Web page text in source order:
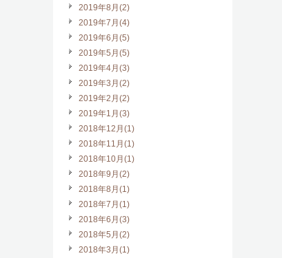
2019年8月(2)
2019年7月(4)
2019年6月(5)
2019年5月(5)
2019年4月(3)
2019年3月(2)
2019年2月(2)
2019年1月(3)
2018年12月(1)
2018年11月(1)
2018年10月(1)
2018年9月(2)
2018年8月(1)
2018年7月(1)
2018年6月(3)
2018年5月(2)
2018年3月(1)